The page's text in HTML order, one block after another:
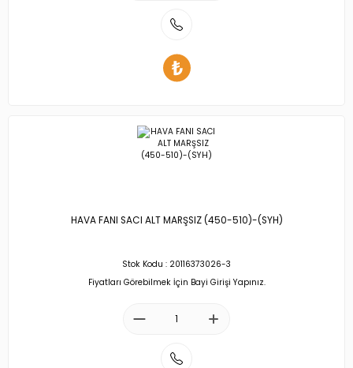
HAVA FANI SACI ALT MARŞSIZ (450-510)-(SYH)
Stok Kodu : 20116373026-3
Fiyatları Görebilmek İçin Bayi Girişi Yapınız.